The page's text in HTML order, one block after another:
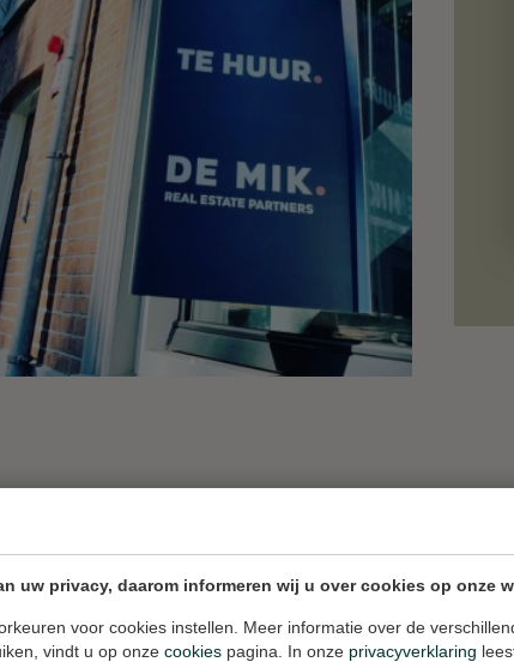
uw privacy, daarom informeren wij u over cookies op onze
voor cookies instellen. Meer informatie over de
vindt u op onze cookies pagina. In onze privacyverklaring